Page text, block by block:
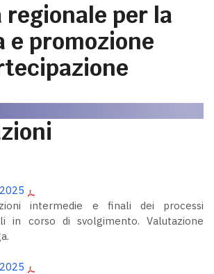
per la
e promozione
intermedie e finali dei processi
in corso di svolgimento. Valutazione